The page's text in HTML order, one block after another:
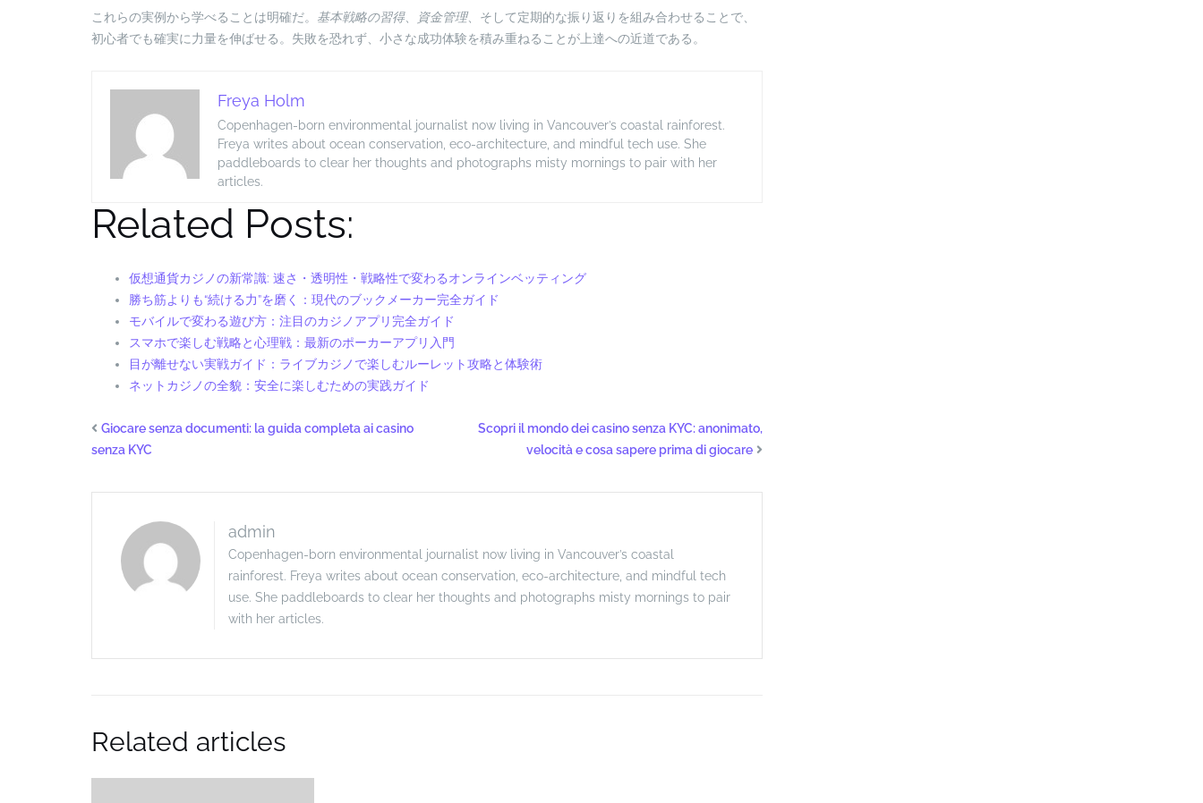
これらの実例から学べることは明確だ。 基本戦略の習得、 資金管理、そして定期的な振り返りを組み合わせることで、
初心者でも確実に力量を伸ばせる。失敗を恐れず、小さな成功体験を積み重ねることが上達への近道である。
Freya Holm
Copenhagen-born environmental journalist now living in Vancouver’s coastal rainforest.
Freya writes about ocean conservation, eco-architecture, and mindful tech use. She
paddleboards to clear her thoughts and photographs misty mornings to pair with her
articles.
Related Posts:
仮想通貨カジノの新常識: 速さ・透明性・戦略性で変わるオンラインベッティング
勝ち筋よりも“続ける力”を磨く：現代のブックメーカー完全ガイド
モバイルで変わる遊び方：注目のカジノアプリ完全ガイド
スマホで楽しむ戦略と心理戦：最新のポーカーアプリ入門
目が離せない実戦ガイド：ライブカジノで楽しむルーレット攻略と体験術
ネットカジノの全貌：安全に楽しむための実践ガイド
Giocare senza documenti: la guida completa ai casino
senza KYC
Scopri il mondo dei casino senza KYC: anonimato,
velocità e cosa sapere prima di giocare
admin
Copenhagen-born environmental journalist now living in Vancouver’s coastal
rainforest. Freya writes about ocean conservation, eco-architecture, and mindful tech
use. She paddleboards to clear her thoughts and photographs misty mornings to pair
with her articles.
Related articles